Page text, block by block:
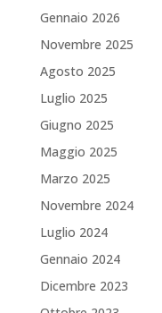
Gennaio 2026
Novembre 2025
Agosto 2025
Luglio 2025
Giugno 2025
Maggio 2025
Marzo 2025
Novembre 2024
Luglio 2024
Gennaio 2024
Dicembre 2023